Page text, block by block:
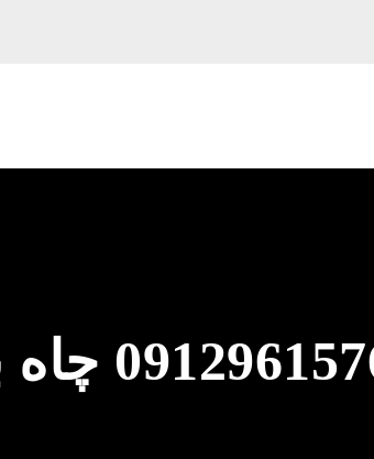
لوله بازکنی